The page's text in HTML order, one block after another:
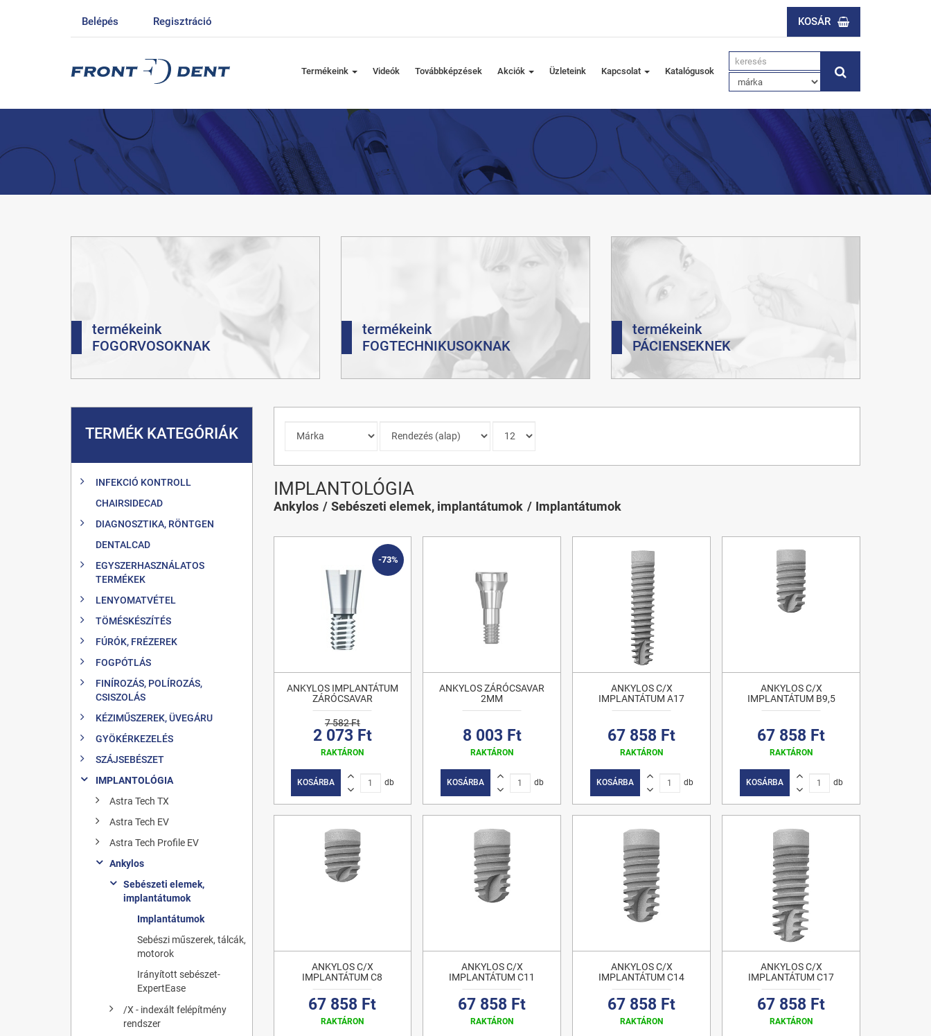
Belépés Regisztráció KOSÁR
Termékeink Videók Továbbképzések Akciók Üzleteink Kapcsolat Katalógusok
termékeink
FOGORVOSOKNAK
termékeink
FOGTECHNIKUSOKNAK
termékeink
PÁCIENSEKNEK
TERMÉK KATEGÓRIÁK
INFEKCIÓ KONTROLL
CHAIRSIDECAD
DIAGNOSZTIKA, RÖNTGEN
DENTALCAD
EGYSZERHASZNÁLATOS
TERMÉKEK
LENYOMATVÉTEL
TÖMÉSKÉSZÍTÉS
FÚRÓK, FRÉZEREK
FOGPÓTLÁS
FINÍROZÁS, POLÍROZÁS,
CSISZOLÁS
KÉZIMŰSZEREK, ÜVEGÁRU
GYÖKÉRKEZELÉS
SZÁJSEBÉSZET
IMPLANTOLÓGIA
Astra Tech TX
Astra Tech EV
Astra Tech Profile EV
Ankylos
Sebészeti elemek,
implantátumok
Implantátumok
Sebészi műszerek, tálcák,
motorok
Irányított sebészet-
ExpertEase
/X - indexált felépítmény
rendszer
IMPLANTOLÓGIA
Ankylos Sebészeti elemek, implantátumok Implantátumok
-73%
ANKYLOS IMPLANTÁTUM
ZÁRÓCSAVAR
7 582 Ft
2 073 Ft
RAKTÁRON
KOSÁRBA db
ANKYLOS ZÁRÓCSAVAR
2MM
8 003 Ft
RAKTÁRON
KOSÁRBA db
ANKYLOS C/X
IMPLANTÁTUM A17
67 858 Ft
RAKTÁRON
KOSÁRBA db
ANKYLOS C/X
IMPLANTÁTUM B9,5
67 858 Ft
RAKTÁRON
KOSÁRBA db
ANKYLOS C/X
IMPLANTÁTUM C8
67 858 Ft
RAKTÁRON
ANKYLOS C/X
IMPLANTÁTUM C11
67 858 Ft
RAKTÁRON
ANKYLOS C/X
IMPLANTÁTUM C14
67 858 Ft
RAKTÁRON
ANKYLOS C/X
IMPLANTÁTUM C17
67 858 Ft
RAKTÁRON